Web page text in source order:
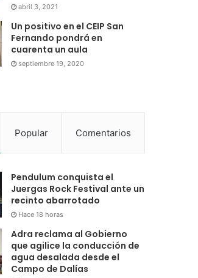
abril 3, 2021
Un positivo en el CEIP San
Fernando pondrá en
cuarenta un aula
septiembre 19, 2020
Popular Comentarios
Pendulum conquista el
Juergas Rock Festival ante un
recinto abarrotado
Hace 18 horas
Adra reclama al Gobierno
que agilice la conducción de
agua desalada desde el
Campo de Dalías